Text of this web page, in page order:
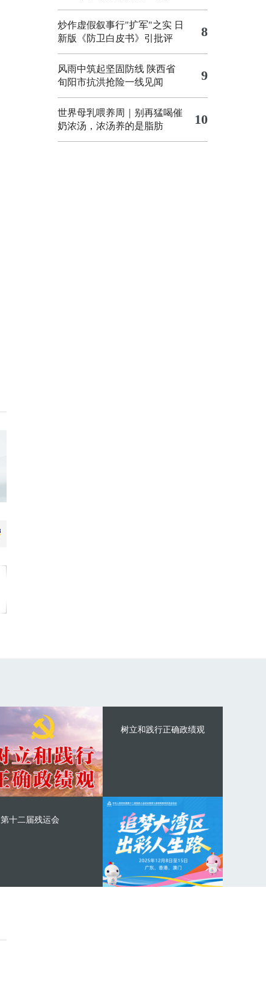
炒作虚假叙事行"扩军"之实 日
新版《防卫白皮书》引批评
8
风雨中筑起坚固防线 陕西省
旬阳市抗洪抢险一线见闻
9
世界母乳喂养周｜别再猛喝催
奶浓汤，浓汤养的是脂肪
10
树立和践行正确政绩观
第十二届残运会